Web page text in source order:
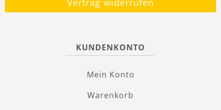
Vertrag widerrufen
KUNDENKONTO
Mein Konto
Warenkorb